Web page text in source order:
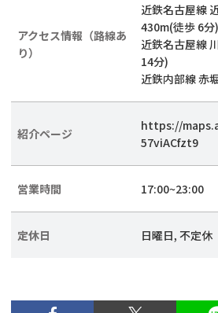
アクセス情報（路線あ
り）
近鉄名古屋線
430m(徒歩 6分)
近鉄名古屋線
14分)
近鉄内部線 赤
紹介ページ
https://
57viACfzt9
営業時間 17:00~23:00
定休日 日曜日, 不定休